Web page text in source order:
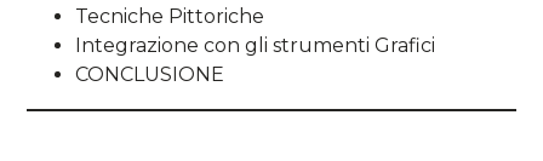
Tecniche Pittoriche
Integrazione con gli strumenti Grafici
CONCLUSIONE